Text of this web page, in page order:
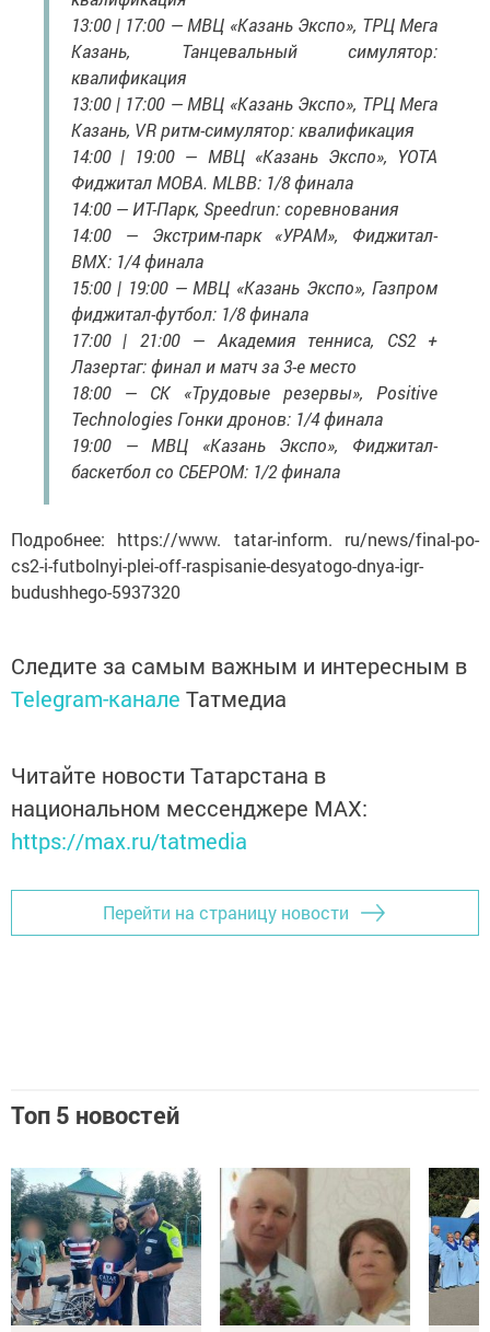
13:00 | 17:00 — МВЦ «Казань Экспо», ТРЦ Мега
Казань, Танцевальный симулятор:
квалификация
13:00 | 17:00 — МВЦ «Казань Экспо», ТРЦ Мега
Казань, VR ритм-симулятор: квалификация
14:00 | 19:00 — МВЦ «Казань Экспо», YOTA
Фиджитал MOBA. MLBB: 1/8 финала
14:00 — ИТ-Парк, Speedrun: соревнования
14:00 — Экстрим-парк «УРАМ», Фиджитал-
BMX: 1/4 финала
15:00 | 19:00 — МВЦ «Казань Экспо», Газпром
фиджитал-футбол: 1/8 финала
17:00 | 21:00 — Академия тенниса, CS2 +
Лазертаг: финал и матч за 3-е место
18:00 — СК «Трудовые резервы», Positive
Technologies Гонки дронов: 1/4 финала
19:00 — МВЦ «Казань Экспо», Фиджитал-
баскетбол со СБЕРОМ: 1/2 финала
Подробнее: https://www. tatar-inform. ru/news/final-po-
cs2-i-futbolnyi-plei-off-raspisanie-desyatogo-dnya-igr-
budushhego-5937320
Следите за самым важным и интересным в
Telegram-канале Татмедиа
Читайте новости Татарстана в
национальном мессенджере MАХ:
https://max.ru/tatmedia
Перейти на страницу новости
Топ 5 новостей